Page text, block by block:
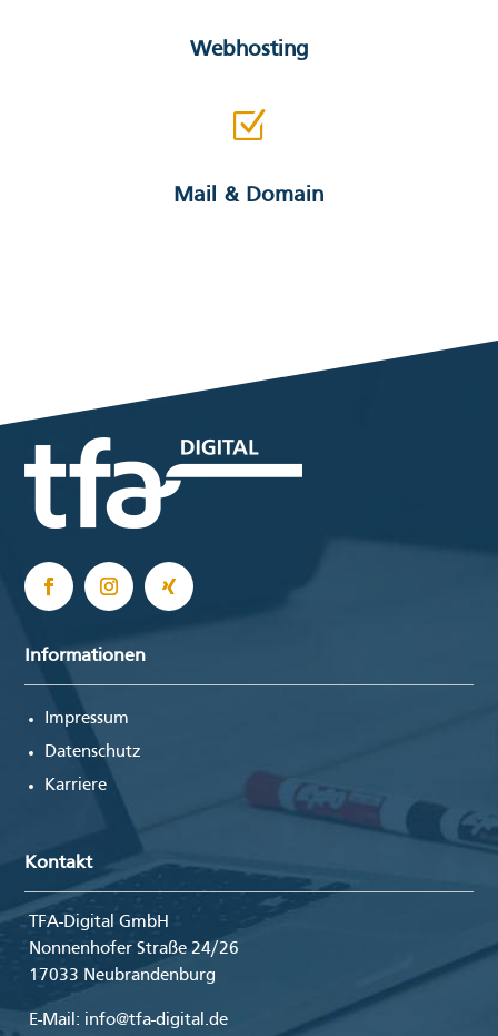
Webhosting
Z
Mail & Domain
Informationen
Impressum
Datenschutz
Karriere
Kontakt
TFA-Digital GmbH
Nonnenhofer Straße 24/26
17033 Neubrandenburg
E-Mail: info@tfa-digital.de